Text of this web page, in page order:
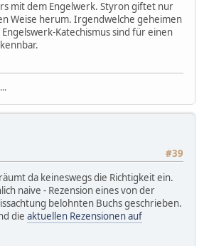
mit dem Engelwerk. Styron giftet nur
Weise herum. Irgendwelche geheimen
Katechismus sind für einen
#39
da keineswegs die Richtigkeit ein.
naive - Rezension eines von der
belohnten Buchs geschrieben.
die aktuellen Rezensionen auf